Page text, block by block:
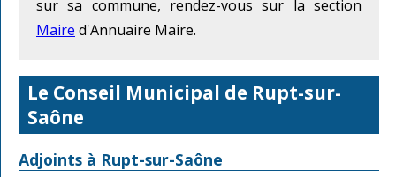
sur sa commune, rendez-vous sur la section
Maire d'Annuaire Maire.
Le Conseil Municipal de Rupt-sur-
Saône
Adjoints à Rupt-sur-Saône